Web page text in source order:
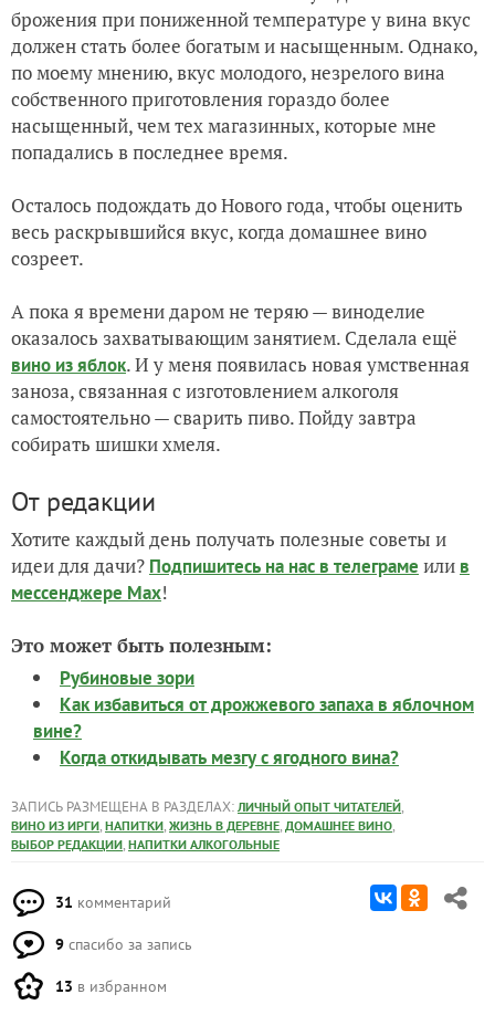
брожения при пониженной температуре у вина вкус
должен стать более богатым и насыщенным. Однако,
по моему мнению, вкус молодого, незрелого вина
собственного приготовления гораздо более
насыщенный, чем тех магазинных, которые мне
попадались в последнее время.
Осталось подождать до Нового года, чтобы оценить
весь раскрывшийся вкус, когда домашнее вино
созреет.
А пока я времени даром не теряю — виноделие
оказалось захватывающим занятием. Сделала ещё
вино из яблок. И у меня появилась новая умственная
заноза, связанная с изготовлением алкоголя
самостоятельно — сварить пиво. Пойду завтра
собирать шишки хмеля.
От редакции
Хотите каждый день получать полезные советы и
идеи для дачи? Подпишитесь на нас в телеграме или в
мессенджере Max!
Это может быть полезным:
Рубиновые зори
Как избавиться от дрожжевого запаха в яблочном
вине?
Когда откидывать мезгу с ягодного вина?
ЗАПИСЬ РАЗМЕЩЕНА В РАЗДЕЛАХ: ЛИЧНЫЙ ОПЫТ ЧИТАТЕЛЕЙ,
ВИНО ИЗ ИРГИ, НАПИТКИ, ЖИЗНЬ В ДЕРЕВНЕ, ДОМАШНЕЕ ВИНО,
ВЫБОР РЕДАКЦИИ, НАПИТКИ АЛКОГОЛЬНЫЕ
31 комментарий
9 спасибо за запись
13 в избранном